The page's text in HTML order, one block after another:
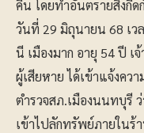
คืน โดยทำอันตรายสิ่งกีด
วันที่ 29 มิถุนายน 68 เว
นี เมืองมาก อายุ 54 ปี เ
ผู้เสียหาย ได้เข้าแจ้งคว
ตำรวจสภ.เมืองนนทบุรี
เข้าไปลักทรัพย์ภายในร้